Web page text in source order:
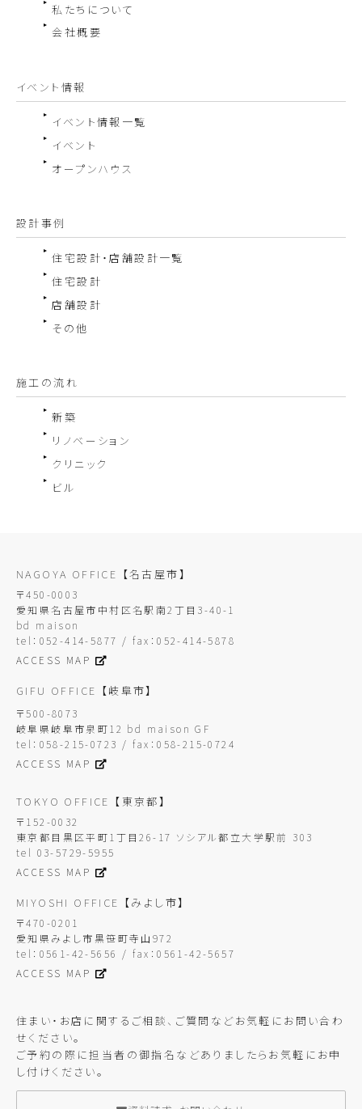
私たちについて
会社概要
イベント情報
イベント情報一覧
イベント
オープンハウス
設計事例
住宅設計・店舗設計一覧
住宅設計
店舗設計
その他
施工の流れ
新築
リノベーション
クリニック
ビル
NAGOYA OFFICE 【名古屋市】
〒450-0003
愛知県名古屋市中村区名駅南2丁目3-40-1
bd maison
tel：052-414-5877 / fax：052-414-5878
ACCESS MAP
GIFU OFFICE 【岐阜市】
〒500-8073
岐阜県岐阜市泉町12 bd maison GF
tel：058-215-0723 / fax：058-215-0724
ACCESS MAP
TOKYO OFFICE 【東京都】
〒152-0032
東京都目黒区平町1丁目26-17 ソシアル都立大学駅前 303
tel 03-5729-5955
ACCESS MAP
MIYOSHI OFFICE 【みよし市】
〒470-0201
愛知県みよし市黒笹町寺山972
tel：0561-42-5656 / fax：0561-42-5657
ACCESS MAP
住まい・お店に関するご相談、ご質問などお気軽にお問い合わ
せください。
ご予約の際に担当者の御指名などありましたらお気軽にお申
し付けください。